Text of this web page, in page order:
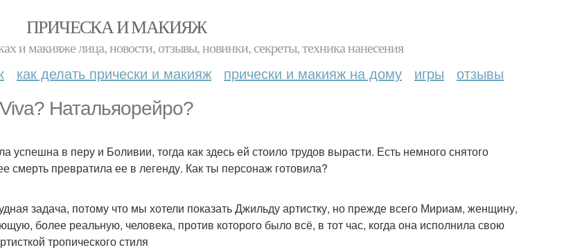
ПРИЧЕСКА И МАКИЯЖ
и макияже лица, новости, отзывы, новинки, секреты, техника нанесения
как делать прически и макияж прически и макияж на дому игры отзывы
Натальяорейро?
успешна в перу и Боливии, тогда как здесь ей стоило трудов вырасти. Есть немного снятого
смерть превратила ее в легенду. Как ты персонаж готовила?
задача, потому что мы хотели показать Джильду артистку, но прежде всего Мириам, женщину,
более реальную, человека, против которого было всё, в тот час, когда она исполнила свою
тропического стиля